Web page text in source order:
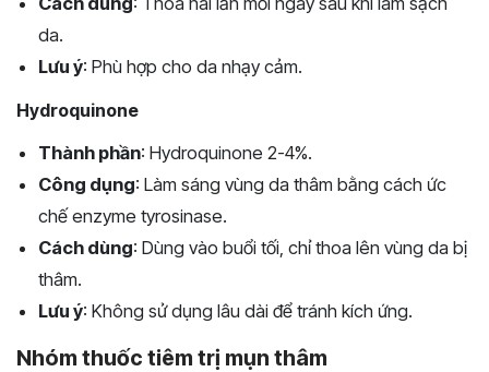
da.
Lưu ý: Phù hợp cho da nhạy cảm.
Hydroquinone
Thành phần: Hydroquinone 2-4%.
Công dụng: Làm sáng vùng da thâm bằng cách ức
chế enzyme tyrosinase.
Cách dùng: Dùng vào buổi tối, chỉ thoa lên vùng da bị
thâm.
Lưu ý: Không sử dụng lâu dài để tránh kích ứng.
Nhóm thuốc tiêm trị mụn thâm